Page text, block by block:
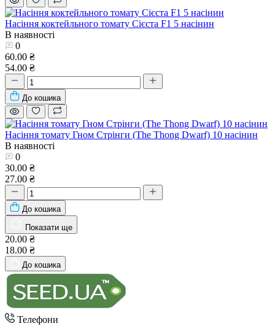
Насіння коктейльного томату Сієста F1 5 насінин
В наявності
0
60.00 ₴
54.00 ₴
До кошика
Насіння томату Гном Стрінги (The Thong Dwarf) 10 насінин
В наявності
0
30.00 ₴
27.00 ₴
До кошика
Показати ще
20.00 ₴
18.00 ₴
До кошика
Телефони